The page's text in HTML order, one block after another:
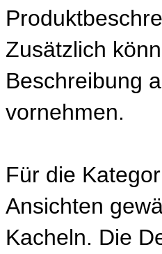
Zusätzlich
Beschreibung
vornehmen.
Für die
Ansichten
Kacheln. Die